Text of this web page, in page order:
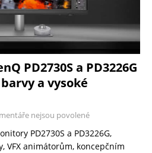
PD2730S a PD3226G
a vysoké
nejsou povolené
PD2730S a PD3226G,
VFX animátorům, koncepčním